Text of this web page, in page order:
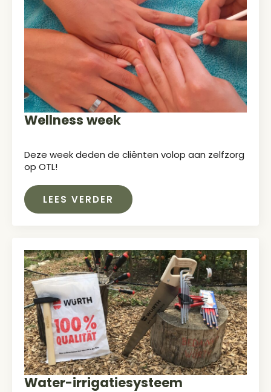
Wellness week
Deze week deden de cliënten volop aan zelfzorg
op OTL!
LEES VERDER
Water-irrigatiesysteem